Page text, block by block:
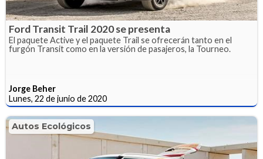
Ford Transit Trail 2020 se presenta
El paquete Active y el paquete Trail se ofrecerán tanto en el
furgón Transit como en la versión de pasajeros, la Tourneo.
Jorge Beher
Lunes, 22 de junio de 2020
Autos Ecológicos